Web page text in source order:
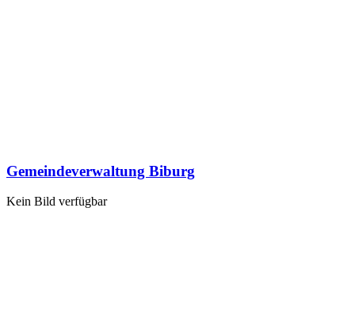
Gemeindeverwaltung Biburg
Kein Bild verfügbar